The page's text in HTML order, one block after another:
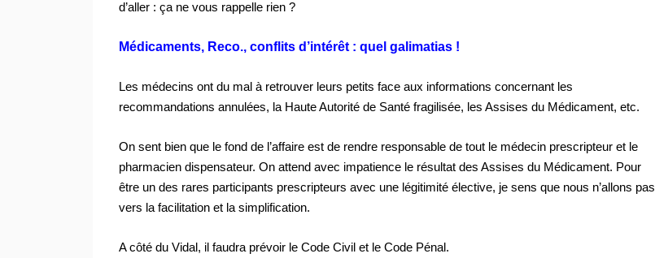
d’aller : ça ne vous rappelle rien ?
Médicaments, Reco., conflits d’intérêt : quel galimatias !
Les médecins ont du mal à retrouver leurs petits face aux informations concernant les
recommandations annulées, la Haute Autorité de Santé fragilisée, les Assises du Médicament, etc.
On sent bien que le fond de l’affaire est de rendre responsable de tout le médecin prescripteur et le
pharmacien dispensateur. On attend avec impatience le résultat des Assises du Médicament. Pour
être un des rares participants prescripteurs avec une légitimité élective, je sens que nous n’allons pas
vers la facilitation et la simplification.
A côté du Vidal, il faudra prévoir le Code Civil et le Code Pénal.